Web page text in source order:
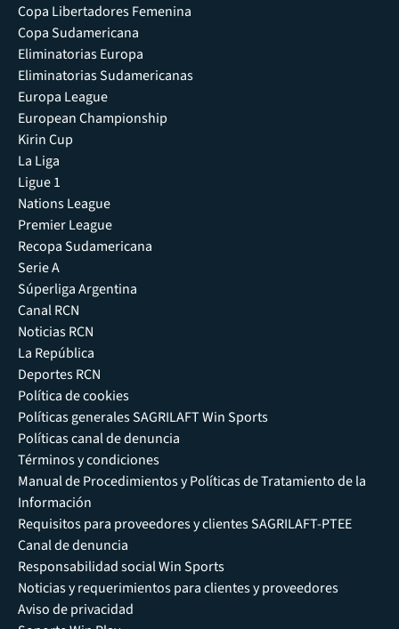
Copa Libertadores Femenina
Copa Sudamericana
Eliminatorias Europa
Eliminatorias Sudamericanas
Europa League
European Championship
Kirin Cup
La Liga
Ligue 1
Nations League
Premier League
Recopa Sudamericana
Serie A
Súperliga Argentina
Canal RCN
Noticias RCN
La República
Deportes RCN
Política de cookies
Políticas generales SAGRILAFT Win Sports
Políticas canal de denuncia
Términos y condiciones
Manual de Procedimientos y Políticas de Tratamiento de la
Información
Requisitos para proveedores y clientes SAGRILAFT-PTEE
Canal de denuncia
Responsabilidad social Win Sports
Noticias y requerimientos para clientes y proveedores
Aviso de privacidad